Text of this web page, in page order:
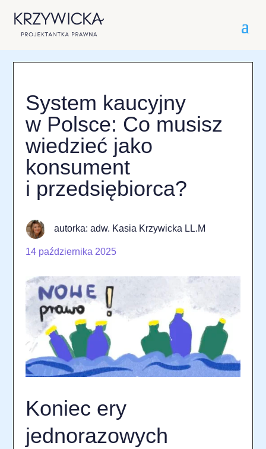
System kaucyjny
w Polsce: Co musisz
wiedzieć jako
konsument
i przedsiębiorca?
autorka: adw. Kasia Krzywicka LL.M
14 października 2025
Koniec ery
jednorazowych